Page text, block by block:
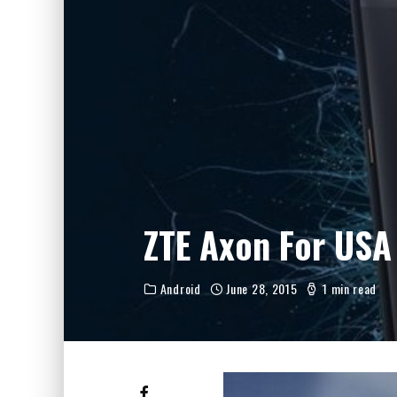
FIIO JH13 REVIEW
ZIIGAAT X HANGOUT AUDIO ODYSSEY 2
ZIIGAAT HORIZON REVIEW
FIIO K13 R2R REVIEW
KIWI EARS ATHEIA REVIEW
ZTE Axon For USA
Android June 28, 2015 1 min read